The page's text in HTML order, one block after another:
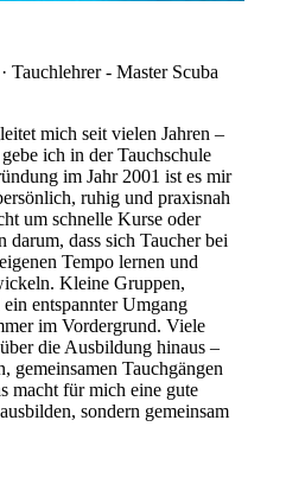
Tauchlehrer - Master Scuba
mich seit vielen Jahren –
ich in der Tauchschule
im Jahr 2001 ist es mir
ruhig und praxisnah
um schnelle Kurse oder
darum, dass sich Taucher bei
Tempo lernen und
Kleine Gruppen,
entspannter Umgang
im Vordergrund. Viele
die Ausbildung hinaus –
gemeinsamen Tauchgängen
macht für mich eine gute
sondern gemeinsam